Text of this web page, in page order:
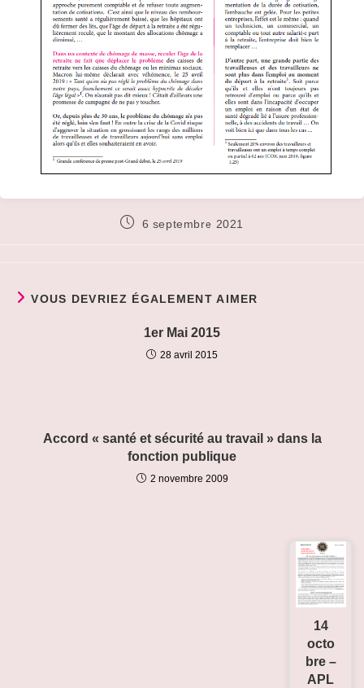
Publication
6 septembre 2021
VOUS DEVRIEZ ÉGALEMENT AIMER
1er Mai 2015
28 avril 2015
Accord « santé et sécurité au travail » dans la
fonction publique
2 novembre 2009
14
octo
bre –
APL